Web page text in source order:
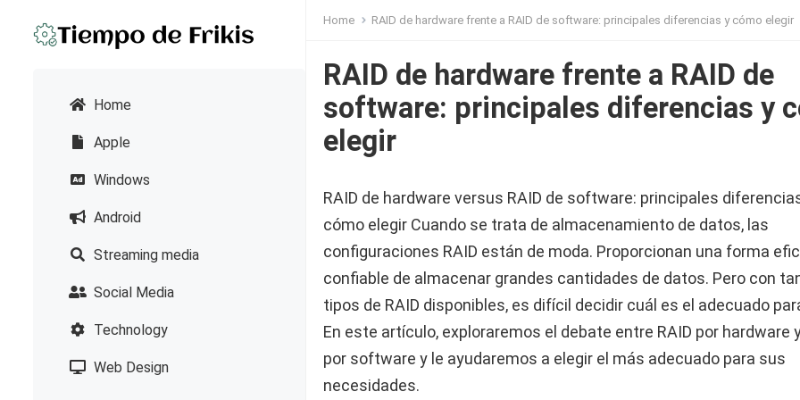
Home
Apple
Windows
Android
Streaming media
Social Media
Technology
Web Design
Home RAID de hardware frente a RAID de software: principales diferencias y cómo elegir
RAID de hardware frente a RAID de
software: principales diferencias y
elegir
RAID de hardware versus RAID de software: principales
cómo elegir Cuando se trata de almacenamiento de datos, las
configuraciones RAID están de moda. Proporcionan una forma
confiable de almacenar grandes cantidades de datos. Pero con
tipos de RAID disponibles, es difícil decidir cuál es el adecuado
En este artículo, exploraremos el debate entre RAID por hardware
por software y le ayudaremos a elegir el más adecuado para sus
necesidades.